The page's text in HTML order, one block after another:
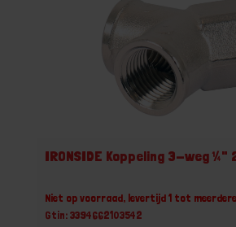
IRONSIDE Koppeling 3-weg ¼"
Niet op voorraad, levertijd 1 tot
Gtin: 3394662103542